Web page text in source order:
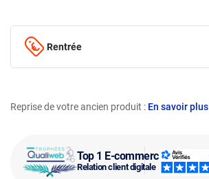
Top 1 E-commerce
Relation client digitale
Reprise de votre ancien produit : En savoir plus
Rentrée